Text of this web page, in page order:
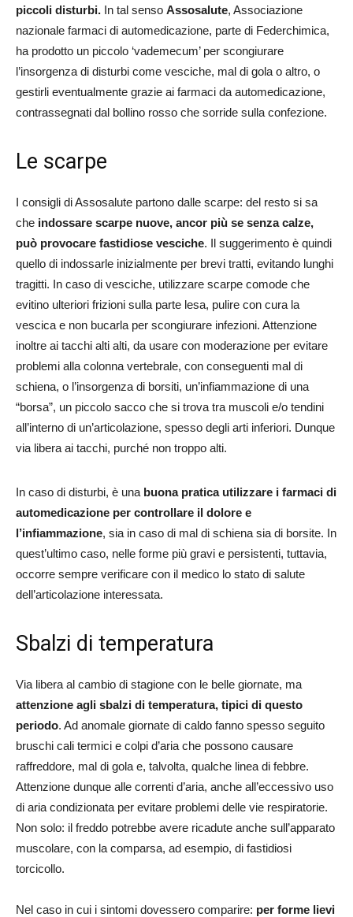
piccoli disturbi. In tal senso Assosalute, Associazione
nazionale farmaci di automedicazione, parte di Federchimica,
ha prodotto un piccolo ‘vademecum’ per scongiurare
l’insorgenza di disturbi come vesciche, mal di gola o altro, o
gestirli eventualmente grazie ai farmaci da automedicazione,
contrassegnati dal bollino rosso che sorride sulla confezione.
Le scarpe
I consigli di Assosalute partono dalle scarpe: del resto si sa
che indossare scarpe nuove, ancor più se senza calze,
può provocare fastidiose vesciche. Il suggerimento è quindi
quello di indossarle inizialmente per brevi tratti, evitando lunghi
tragitti. In caso di vesciche, utilizzare scarpe comode che
evitino ulteriori frizioni sulla parte lesa, pulire con cura la
vescica e non bucarla per scongiurare infezioni. Attenzione
inoltre ai tacchi alti alti, da usare con moderazione per evitare
problemi alla colonna vertebrale, con conseguenti mal di
schiena, o l’insorgenza di borsiti, un’infiammazione di una
“borsa”, un piccolo sacco che si trova tra muscoli e/o tendini
all’interno di un’articolazione, spesso degli arti inferiori. Dunque
via libera ai tacchi, purché non troppo alti.
In caso di disturbi, è una buona pratica utilizzare i farmaci di
automedicazione per controllare il dolore e
l’infiammazione, sia in caso di mal di schiena sia di borsite. In
quest’ultimo caso, nelle forme più gravi e persistenti, tuttavia,
occorre sempre verificare con il medico lo stato di salute
dell’articolazione interessata.
Sbalzi di temperatura
Via libera al cambio di stagione con le belle giornate, ma
attenzione agli sbalzi di temperatura, tipici di questo
periodo. Ad anomale giornate di caldo fanno spesso seguito
bruschi cali termici e colpi d’aria che possono causare
raffreddore, mal di gola e, talvolta, qualche linea di febbre.
Attenzione dunque alle correnti d’aria, anche all’eccessivo uso
di aria condizionata per evitare problemi delle vie respiratorie.
Non solo: il freddo potrebbe avere ricadute anche sull’apparato
muscolare, con la comparsa, ad esempio, di fastidiosi
torcicollo.
Nel caso in cui i sintomi dovessero comparire: per forme lievi